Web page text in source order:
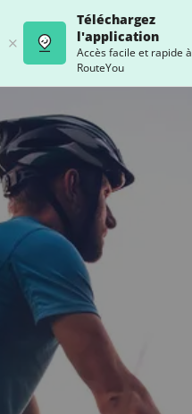
Téléchargez
l'application
Accès facile et rapide à
RouteYou